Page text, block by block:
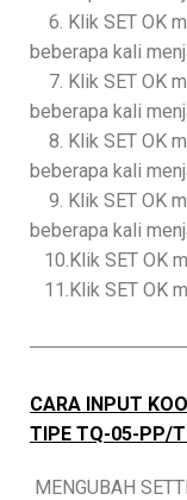
6. Klik SET OK
beberapa kali
7. Klik SET OK
beberapa kali
8. Klik SET OK
beberapa kali
9. Klik SET OK
beberapa kali
10.Klik SET OK
11.Klik SET OK
CARA INPUT
TIPE TQ-05-PP/
MENGUBAH